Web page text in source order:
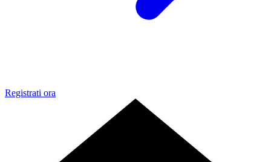
Registrati ora